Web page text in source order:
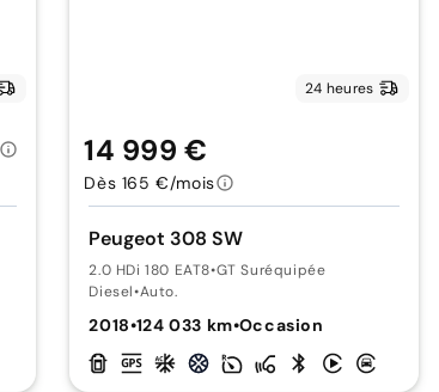
24 heures
Peugeot 308 SW
2.0 HDi 180 EAT8•GT Suréquipée
Diesel•Auto.
2018•124 033 km•Occasion
14 999 €
Dès 165 €/mois